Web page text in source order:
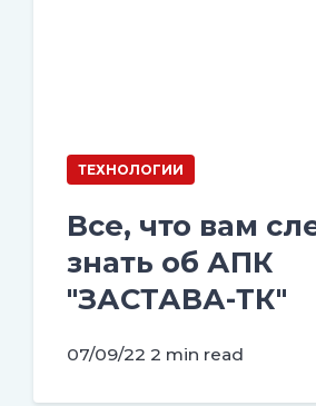
ТЕХНОЛОГИИ
Все, что вам
знать об АПК
"ЗАСТАВА-ТК"
07/09/22 2 min read